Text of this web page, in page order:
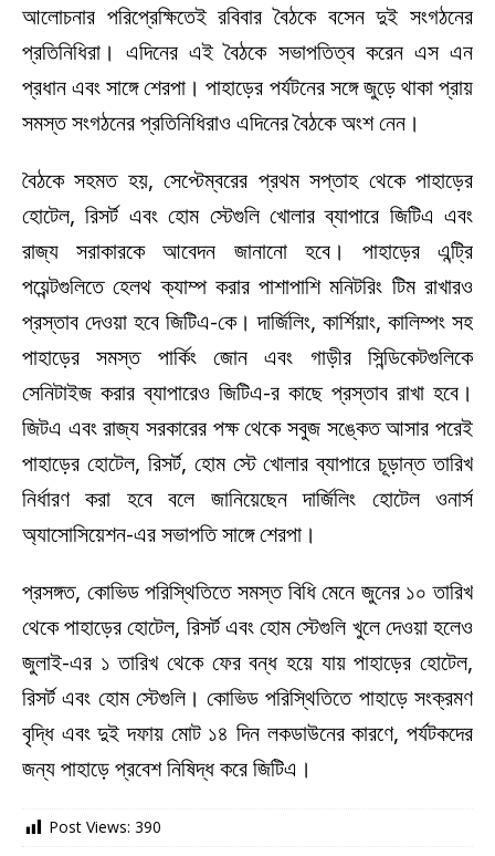
আলোচনার পরিপ্রেক্ষিতেই রবিবার বৈঠকে বসেন দুই সংগঠনের
প্রতিনিধিরা। এদিনের এই বৈঠকে সভাপতিত্ব করেন এস এন
প্রধান এবং সাঙ্গে শেরপা। পাহাড়ের পর্যটনের সঙ্গে জুড়ে থাকা প্রায়
সমস্ত সংগঠনের প্রতিনিধিরাও এদিনের বৈঠকে অংশ নেন।
বৈঠকে সহমত হয়, সেপ্টেম্বরের প্রথম সপ্তাহ থেকে পাহাড়ের
হোটেল, রিসর্ট এবং হোম স্টেগুলি খোলার ব্যাপারে জিটিএ এবং
রাজ্য সরাকারকে আবেদন জানানো হবে। পাহাড়ের এন্ট্রি
পয়েন্টগুলিতে হেলথ ক্যাম্প করার পাশাপাশি মনিটরিং টিম রাখারও
প্রস্তাব দেওয়া হবে জিটিএ-কে। দার্জিলিং, কার্শিয়াং, কালিম্পং সহ
পাহাড়ের সমস্ত পার্কিং জোন এবং গাড়ীর সিন্ডিকেটগুলিকে
সেনিটাইজ করার ব্যাপারেও জিটিএ-র কাছে প্রস্তাব রাখা হবে।
জিটএ এবং রাজ্য সরকারের পক্ষ থেকে সবুজ সঙ্কেত আসার পরেই
পাহাড়ের হোটেল, রিসর্ট, হোম স্টে খোলার ব্যাপারে চূড়ান্ত তারিখ
নির্ধারণ করা হবে বলে জানিয়েছেন দার্জিলিং হোটেল ওনার্স
অ্যাসোসিয়েশন-এর সভাপতি সাঙ্গে শেরপা।
প্রসঙ্গত, কোভিড পরিস্থিতিতে সমস্ত বিধি মেনে জুনের ১০ তারিখ
থেকে পাহাড়ের হোটেল, রিসর্ট এবং হোম স্টেগুলি খুলে দেওয়া হলেও
জুলাই-এর ১ তারিখ থেকে ফের বন্ধ হয়ে যায় পাহাড়ের হোটেল,
রিসর্ট এবং হোম স্টেগুলি। কোভিড পরিস্থিতিতে পাহাড়ে সংক্রমণ
বৃদ্ধি এবং দুই দফায় মোট ১৪ দিন লকডাউনের কারণে, পর্যটকদের
জন্য পাহাড়ে প্রবেশ নিষিদ্ধ করে জিটিএ।
Post Views: 390